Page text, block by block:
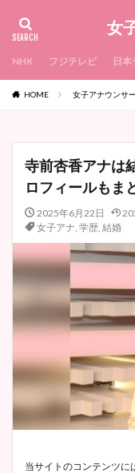
女
NHK フジテレビ 日
HOME 女子アナウンサー
寺前杏香アナは
ロフィールもま
2025年6月22日
女子アナ, 学歴, 結婚
当サイトのコンテンツに